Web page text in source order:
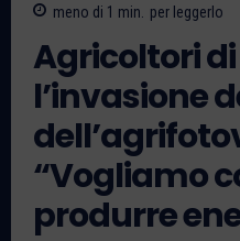
meno di 1 min. per leggerlo
Agricoltori
l’invasione
“Vogliamo
produrre